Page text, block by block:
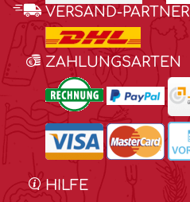
VERSAND-PARTNER
ZAHLUNGSARTEN
HILFE